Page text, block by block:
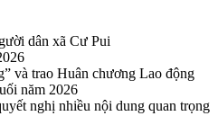
dân xã Cư Pui
và trao Huân chương Lao động
năm 2026
nghị nhiều nội dung quan trọng